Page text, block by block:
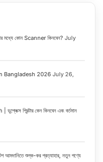
কোন Scanner কিনবেন? July
Bangladesh 2026 July 26,
প্রিন্টার কেন কিনবেন এবং বর্তমান
আমদানিতে শুল্ক-কর প্রত্যাহার, নতুন পণ্যে